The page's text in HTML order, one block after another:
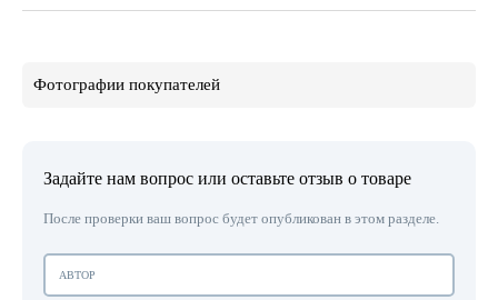
Фотографии покупателей
Задайте нам вопрос или оставьте отзыв о товаре
После проверки ваш вопрос будет опубликован в этом разделе.